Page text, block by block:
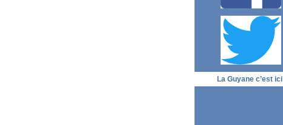
La Guyane c’est ici